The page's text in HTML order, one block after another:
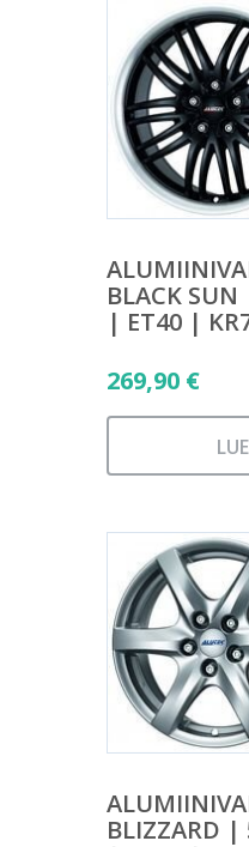
BLACK
| ET40 |
269,90 €
BLIZZARD